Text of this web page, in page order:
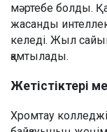
мәртебе болды.
жасанды
келеді. Жыл
қамтылады.
Жетістіктері
Хромтау